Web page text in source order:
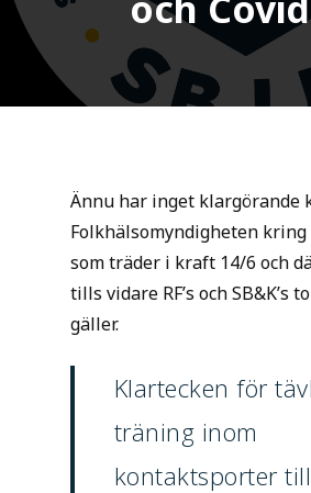
Ännu har inget klargörande
Folkhälsomyndigheten
som träder i kraft 14/6 och
tills vidare RF’s och SB&K’s
gäller.
Klartecken för
träning inom
kontaktsporter